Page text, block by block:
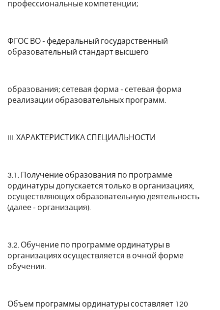
профессиональные компетенции;
ФГОС ВО - федеральный государственный
образовательный стандарт высшего
образования; сетевая форма - сетевая форма
реализации образовательных программ.
III. ХАРАКТЕРИСТИКА СПЕЦИАЛЬНОСТИ
3.1. Получение образования по программе
ординатуры допускается только в организациях,
осуществляющих образовательную деятельность
(далее - организация).
3.2. Обучение по программе ординатуры в
организациях осуществляется в очной форме
обучения.
Объем программы ординатуры составляет 120